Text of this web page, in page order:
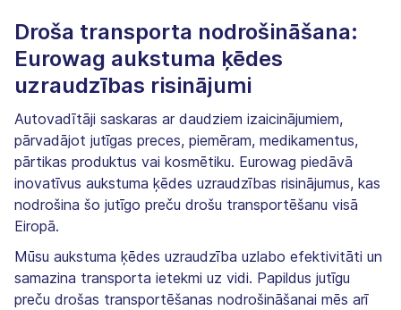
Droša transporta nodrošināšana:
Eurowag aukstuma ķēdes
uzraudzības risinājumi
Autovadītāji saskaras ar daudziem izaicinājumiem,
pārvadājot jutīgas preces, piemēram, medikamentus,
pārtikas produktus vai kosmētiku. Eurowag piedāvā
inovatīvus aukstuma ķēdes uzraudzības risinājumus, kas
nodrošina šo jutīgo preču drošu transportēšanu visā
Eiropā.
Mūsu aukstuma ķēdes uzraudzība uzlabo efektivitāti un
samazina transporta ietekmi uz vidi. Papildus jutīgu
preču drošas transportēšanas nodrošināšanai mēs arī